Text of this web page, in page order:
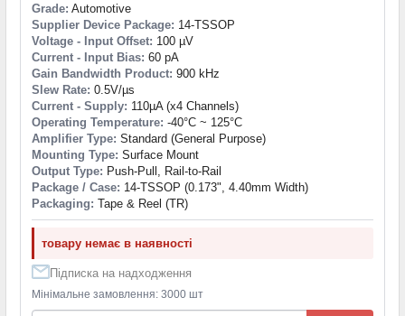
Grade: Automotive
Supplier Device Package: 14-TSSOP
Voltage - Input Offset: 100 µV
Current - Input Bias: 60 pA
Gain Bandwidth Product: 900 kHz
Slew Rate: 0.5V/µs
Current - Supply: 110µA (x4 Channels)
Operating Temperature: -40°C ~ 125°C
Amplifier Type: Standard (General Purpose)
Mounting Type: Surface Mount
Output Type: Push-Pull, Rail-to-Rail
Package / Case: 14-TSSOP (0.173", 4.40mm Width)
Packaging: Tape & Reel (TR)
товару немає в наявності
Підписка на надходження
Мінімальне замовлення: 3000 шт